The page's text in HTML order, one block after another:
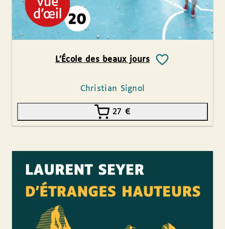
L’École des beaux jours
Christian Signol
27 €